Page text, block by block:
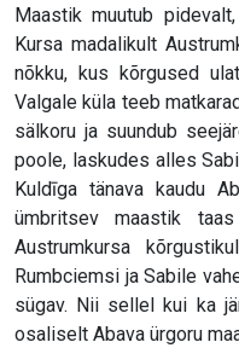
Maastik muutub
Kursa madalikult
nõkku, kus kõrgused
Valgale küla teeb
sälkoru ja suundub
poole, laskudes alles
Kuldīga tänava kaudu
ümbritsev maastik
Austrumkursa
Rumbciemsi ja Sabile
sügav. Nii sellel kui ka
osaliselt Abava ürgoru